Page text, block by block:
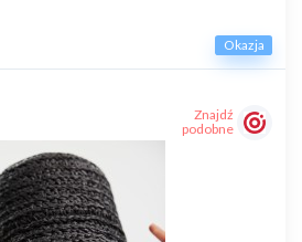
Okazja
Znajdź
podobne